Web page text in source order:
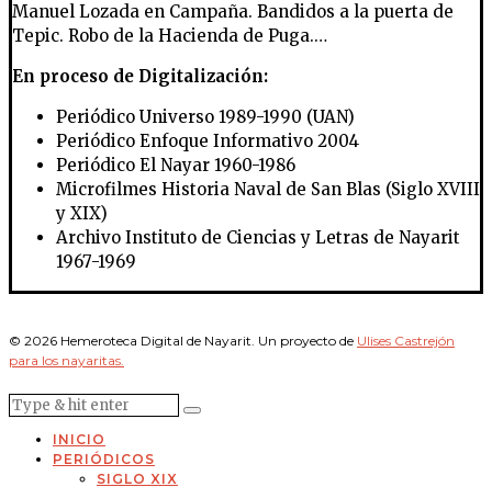
Manuel Lozada en Campaña. Bandidos a la puerta de
Tepic. Robo de la Hacienda de Puga.…
En proceso de Digitalización:
Periódico Universo 1989-1990 (UAN)
Periódico Enfoque Informativo 2004
Periódico El Nayar 1960-1986
Microfilmes Historia Naval de San Blas (Siglo XVIII
y XIX)
Archivo Instituto de Ciencias y Letras de Nayarit
1967-1969
© 2026 Hemeroteca Digital de Nayarit. Un proyecto de Ulises Castrejón
para los nayaritas.
INICIO
PERIÓDICOS
SIGLO XIX